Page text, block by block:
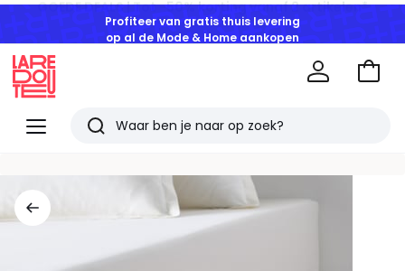
Profiteer van gratis thuis levering
op al de Mode & Home aankopen
Menu
Redoute
Zoeken
bekeken
artikelen
Naar